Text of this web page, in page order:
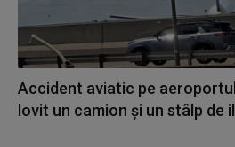
Accident aviatic pe
lovit un camion şi un stâlp de